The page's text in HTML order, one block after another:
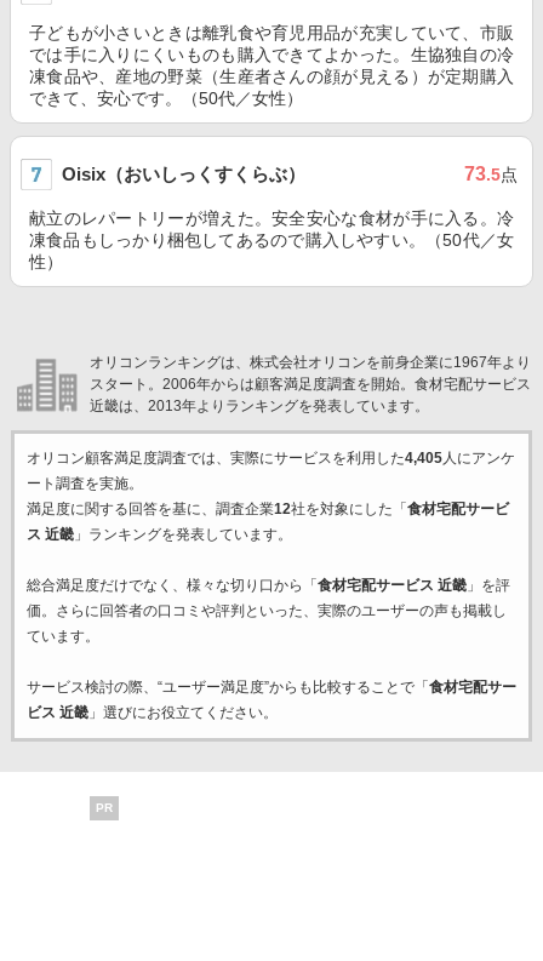
子どもが小さいときは離乳食や育児用品が充実していて、市販
では手に入りにくいものも購入できてよかった。生協独自の冷
凍食品や、産地の野菜（生産者さんの顔が見える）が定期購入
できて、安心です。（50代／女性）
Oisix（おいしっくすくらぶ） 73.5点
献立のレパートリーが増えた。安全安心な食材が手に入る。冷
凍食品もしっかり梱包してあるので購入しやすい。（50代／女
性）
オリコンランキングは、株式会社オリコンを前身企業に1967年より
スタート。2006年からは顧客満足度調査を開始。食材宅配サービス
近畿は、2013年よりランキングを発表しています。
オリコン顧客満足度調査では、実際にサービスを利用した4,405人にアンケ
ート調査を実施。
満足度に関する回答を基に、調査企業12社を対象にした「 食材宅配サービ
ス 近畿」ランキングを発表しています。
総合満足度だけでなく、様々な切り口から「 食材宅配サービス 近畿」を評
価。さらに回答者の口コミや評判といった、実際のユーザーの声も掲載し
ています。
サービス検討の際、“ユーザー満足度”からも比較することで「 食材宅配サー
ビス 近畿」選びにお役立てください。
PR